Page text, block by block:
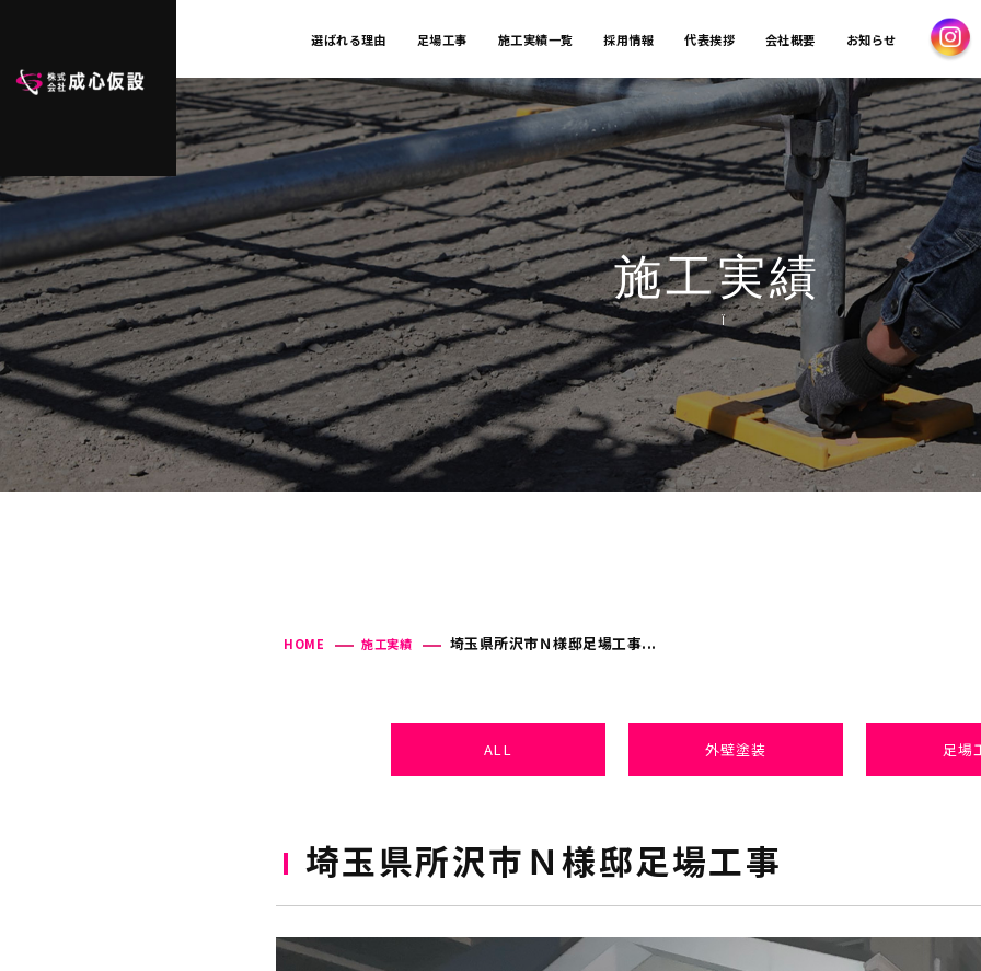
選ばれる理由 足場工事 施工実績一覧 採用情報 代表挨拶 会社概要 お知らせ
施工実績
Ï
HOME 施工実績 埼玉県所沢市Ｎ様邸足場工事...
ALL 外壁塗装 足場
埼玉県所沢市Ｎ様邸足場工事